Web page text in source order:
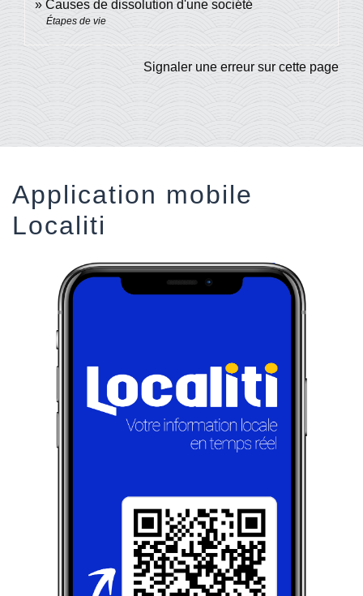
Causes de dissolution d'une société
Étapes de vie
Signaler une erreur sur cette page
Application mobile
Localiti